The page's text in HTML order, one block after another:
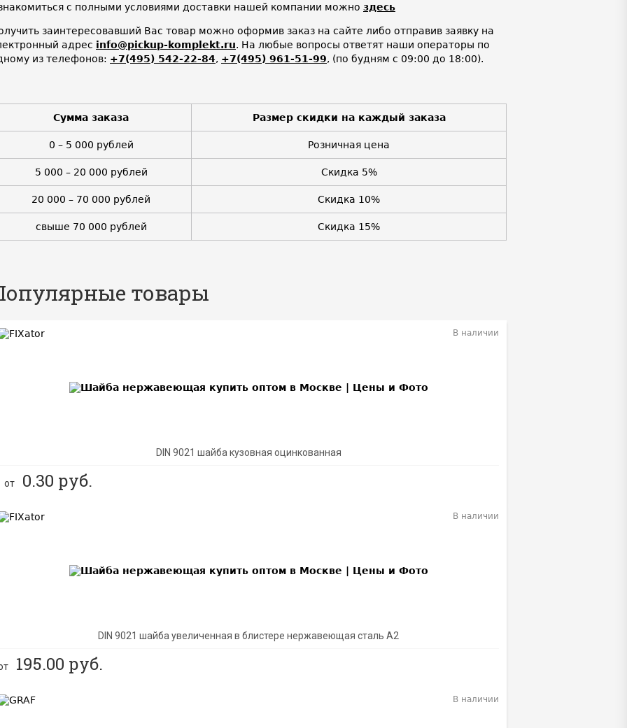
с полными условиями доставки нашей компании можно здесь
заинтересовавший Вас товар можно оформив заказ на сайте либо отправив заявку на
адрес info@pickup-komplekt.ru. На любые вопросы ответят наши операторы по
из телефонов: +7(495) 542-22-84, +7(495) 961-51-99, (по будням с 09:00 до 18:00).
Сумма заказа Размер скидки на каждый заказа
0 – 5 000 рублей Розничная цена
5 000 – 20 000 рублей Скидка 5%
20 000 – 70 000 рублей Скидка 10%
свыше 70 000 рублей Скидка 15%
товары
DIN 9021 шайба кузовная оцинкованная
В наличии
от 0.30 руб.
DIN 9021 шайба увеличенная в блистере нержавеющая сталь A2
В наличии
195.00 руб.
В наличии